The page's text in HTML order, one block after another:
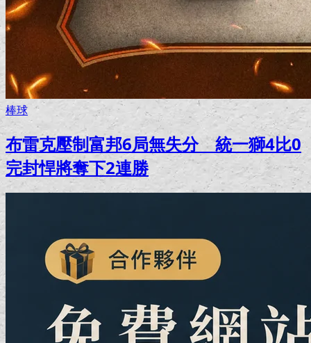
棒球
布雷克壓制富邦6局無失分 統一獅4比0
完封悍將奪下2連勝